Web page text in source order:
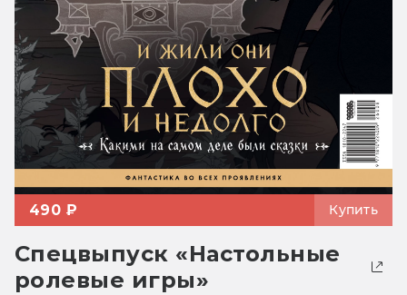
490 ₽ Купить
Спецвыпуск «Настольные
ролевые игры»